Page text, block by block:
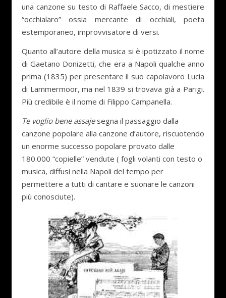
una canzone su testo di Raffaele Sacco, di mestiere
“occhialaro” ossia mercante di occhiali, poeta
estemporaneo, improvvisatore di versi.
Quanto all’autore della musica si è ipotizzato il nome
di Gaetano Donizetti, che era a Napoli qualche anno
prima (1835) per presentare il suo capolavoro Lucia
di Lammermoor, ma nel 1839 si trovava già a Parigi.
Più credibile è il nome di Filippo Campanella.
Te voglio bene assaje segna il passaggio dalla
canzone popolare alla canzone d’autore, riscuotendo
un enorme successo popolare provato dalle
180.000 “copielle” vendute ( fogli volanti con testo o
musica, diffusi nella Napoli del tempo per
permettere a tutti di cantare e suonare le canzoni
più conosciute).